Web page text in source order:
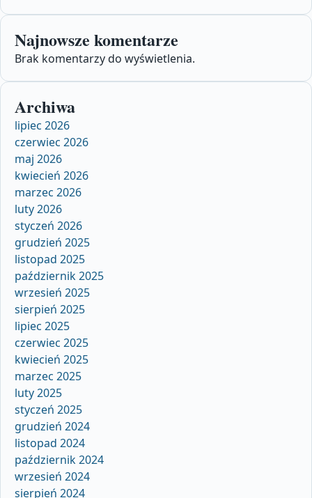
Najnowsze komentarze
Brak komentarzy do wyświetlenia.
Archiwa
lipiec 2026
czerwiec 2026
maj 2026
kwiecień 2026
marzec 2026
luty 2026
styczeń 2026
grudzień 2025
listopad 2025
październik 2025
wrzesień 2025
sierpień 2025
lipiec 2025
czerwiec 2025
kwiecień 2025
marzec 2025
luty 2025
styczeń 2025
grudzień 2024
listopad 2024
październik 2024
wrzesień 2024
sierpień 2024